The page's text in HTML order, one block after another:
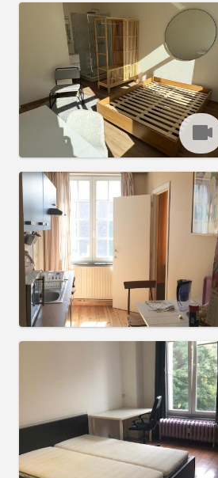
实用信息
490 €
80 €
12个月
住房登记: 否
实用信息
租金: 490 €
水电费:90 €
租期: 12个月
住房登记:否
实用信息